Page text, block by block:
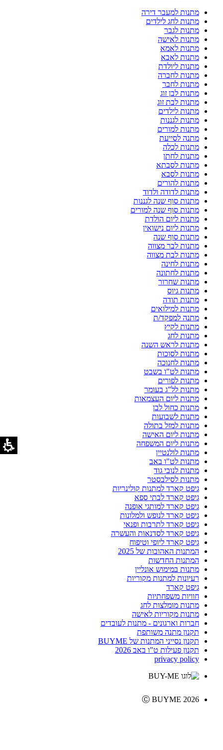
מתנות למעבר דירה
מתנות לחג לילדים
מתנות לגבר
מתנות לאישה
מתנות לאמא
מתנות לאבא
מתנות ליולדת
מתנות לחברה
מתנות לחבר
מתנות לבן זוג
מתנות לבת זוג
מתנות לילדים
מתנות לגננות
מתנות למורים
מתנה לסייעת
מתנות לכלה
מתנות לחתן
מתנות לסבתא
מתנות לסבא
מתנות להורים
מתנות לדודה ולדוד
מתנות סוף שנה לגננות
מתנות סוף שנה למורים
מתנות ליום הולדת
מתנות ליום נישואין
מתנות סוף שנה
מתנות לבר מצווה
מתנות לבת מצווה
מתנות לחינה
מתנות לחתונה
מתנות שחרור
מתנות גיוס
מתנות תודה
מתנות למילואים
מתנה למפקד/ת
מתנות לקיץ
מתנות לחג
מתנות לראש השנה
מתנות לסוכות
מתנות לחנוכה
מתנות לט"ו בשבט
מתנות לפורים
מתנות לל"ג בעומר
מתנות ליום העצמאות
מתנות כחול לבן
מתנות לשבועות
מתנות למזל בתולה
מתנות ליום האישה
מתנות ליום המשפחה
מתנות לולנטיין
מתנות לט"ו באב
מתנות לנובי גוד
מתנות לסילבסטר
גיפט קארד למתנות קולינריות
גיפט קארד לבתי ספא
גיפט קארד למותגי אופנה
גיפט קארד לנופש ולמלונות
גיפט קארד לתרבות ופנאי
גיפט קארד לסדנאות והעשרה
גיפט קארד ליופי וטיפוח
המתנות האהובות של 2025
המתנות החדשות
מתנות במימוש אונליין
רעיונות למתנות מקוריות
גיפט קארד
חוויות משפחתיות
מתנות מומלצות לחג
מתנות מקוריות לאישה
חברות וארגונים - מתנות לעובדים
תקנון מתנה משותפת
תקנון נסייני המתנות של BUYME
תקנון פעילות ט"ו באב 2026
privacy policy
Ⓒ BUYME 2026